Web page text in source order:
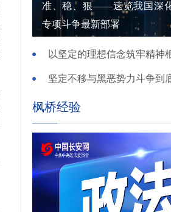
准、稳、狠——速览我国深
专项斗争最新部署
枫桥经验